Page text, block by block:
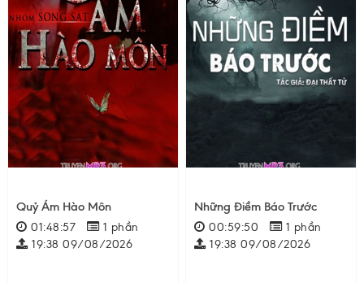
Quỷ Ám Hào Môn
01:48:57
1 phần
19:38 09/08/2026
Những Điềm Báo Trước
00:59:50
1 phần
19:38 09/08/2026